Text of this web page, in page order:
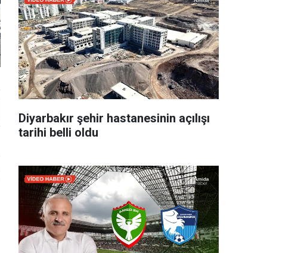
Diyarbakır şehir hastanesinin açılışı
tarihi belli oldu